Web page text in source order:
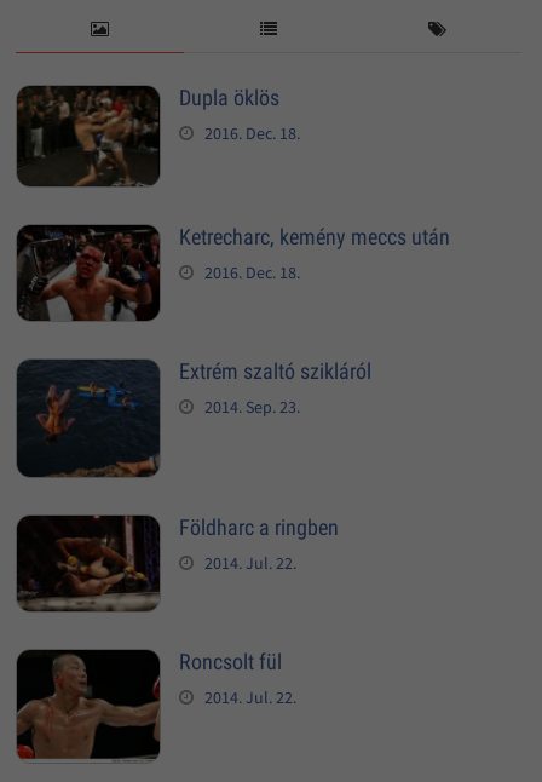
Dupla öklös
2016. Dec. 18.
Ketrecharc, kemény meccs után
2016. Dec. 18.
Extrém szaltó szikláról
2014. Sep. 23.
Földharc a ringben
2014. Jul. 22.
Roncsolt fül
2014. Jul. 22.